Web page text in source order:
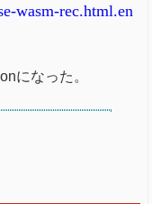
wasm-rec.html.en
になった。